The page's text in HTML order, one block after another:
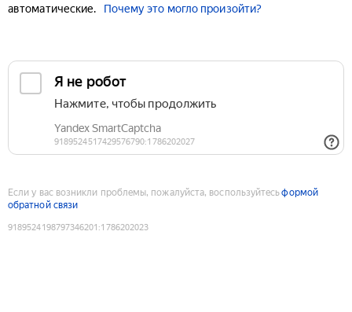
автоматические.
Почему это могло произойти?
Если у вас возникли проблемы, пожалуйста, воспользуйтесьформой
обратной связи
9189524198797346201 :1786202023